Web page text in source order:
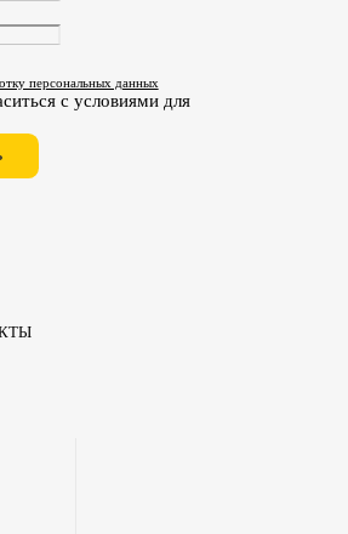
персональных данных
с условиями для